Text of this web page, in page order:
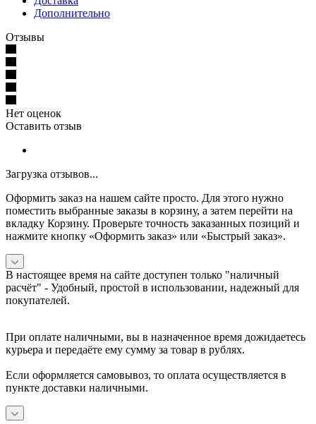
Дополнительно
Отзывы
Нет оценок
Оставить отзыв
Загрузка отзывов...
Оформить заказ на нашем сайте просто. Для этого нужно
поместить выбранные заказы в корзину, а затем перейти на
вкладку Корзину. Проверьте точность заказанных позиций и
нажмите кнопку «Оформить заказ» или «Быстрый заказ».
В настоящее время на сайте доступен только "наличный
расчёт" - Удобный, простой в использовании, надежный для
покупателей.
При оплате наличными, вы в назначенное время дожидаетесь
курьера и передаёте ему сумму за товар в рублях.
Если оформляется самовывоз, то оплата осуществляется в
пункте доставки наличными.